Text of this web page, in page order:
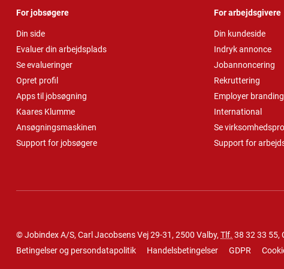
For jobsøgere
Din side
Evaluer din arbejdsplads
Se evalueringer
Opret profil
Apps til jobsøgning
Kaares Klumme
Ansøgningsmaskinen
Support for jobsøgere
For arbejdsgivere
Din kundeside
Indryk annonce
Jobannoncering
Rekruttering
Employer branding
International
Se
Support for
© Jobindex A/S, Carl Jacobsens Vej 29-31, 2500 Valby, Tlf. 38 32 33 55,
Betingelser og persondatapolitik
Handelsbetingelser GDPR